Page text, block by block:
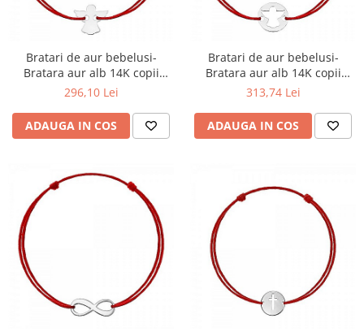
Bratari de aur bebelusi-
Bratara aur alb 14K copii
Botez Ingeras
296,10 Lei
ADAUGA IN COS
Bratari de aur bebelusi-
Bratara aur alb 14K copii
Botez cu Banut Ingeras
313,74 Lei
ADAUGA IN COS